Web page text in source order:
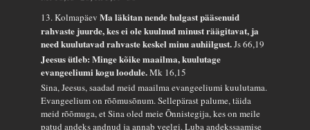
13. KolmapäevMa läkitan nende hulgast pääsenuid
rahvaste juurde, kes ei ole kuulnud minust räägitavat, ja
need kuulutavad rahvaste keskel minu auhiilgust.Js 66,19
Jeesus ütleb: Minge kõike maailma, kuulutage
evangeeliumi kogu loodule.Mk 16,15
Sina, Jeesus, saadad meid maailma evangeeliumi kuulutama.
Evangeelium on rõõmusõnum. Sellepärast palume, täida
meid rõõmuga, et Sina oled meie Õnnistegija, kes on meile
patud andeks andnud ja annab veelgi. Luba andekssaamise